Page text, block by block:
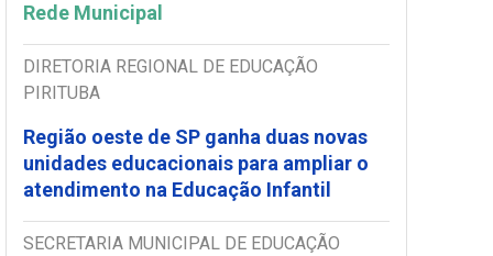
Rede Municipal
DIRETORIA REGIONAL DE EDUCAÇÃO
PIRITUBA
Região oeste de SP ganha duas novas
unidades educacionais para ampliar o
atendimento na Educação Infantil
SECRETARIA MUNICIPAL DE EDUCAÇÃO